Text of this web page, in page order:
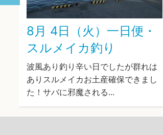
8月 4日（火）一日便・
スルメイカ釣り
波風あり釣り辛い日でしたが群れは
ありスルメイカお土産確保できまし
た！サバに邪魔される...